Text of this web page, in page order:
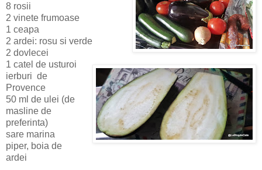
8 rosii
2 vinete frumoase
1 ceapa
2 ardei: rosu si verde
2 dovlecei
1 catel de usturoi
ierburi de
Provence
50 ml de ulei (de
masline de
preferinta)
sare marina
piper, boia de
ardei